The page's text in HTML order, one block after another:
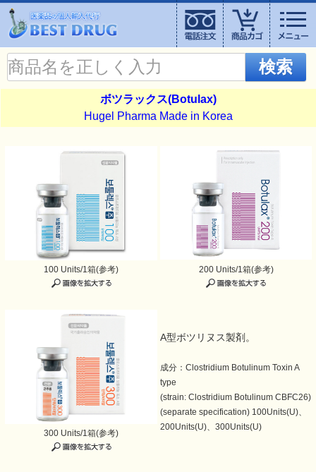
検索
ボツラックス(Botulax)
Hugel Pharma Made in Korea
100 Units/1箱(参考) 200 Units/1箱(参考)
A型ボツリヌス製剤。
成分：Clostridium Botulinum Toxin A
type
(strain: Clostridium Botulinum CBFC26)
(separate specification) 100Units(U)、
200Units(U)、300Units(U)
300 Units/1箱(参考)